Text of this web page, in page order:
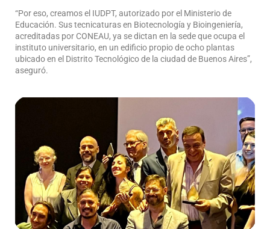
“Por eso, creamos el IUDPT, autorizado por el Ministerio de
Educación. Sus tecnicaturas en Biotecnología y Bioingeniería,
acreditadas por CONEAU, ya se dictan en la sede que ocupa el
instituto universitario, en un edificio propio de ocho plantas
ubicado en el Distrito Tecnológico de la ciudad de Buenos Aires”,
aseguró.